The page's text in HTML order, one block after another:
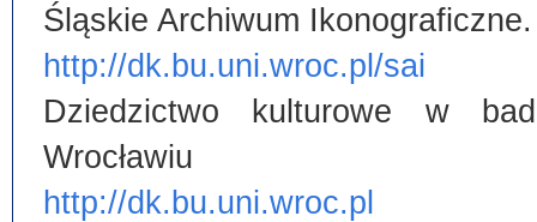
Śląskie Archiwum Ikonograficzne.
http://dk.bu.uni.wroc.pl/sai
Dziedzictwo kulturowe w
Wrocławiu
http://dk.bu.uni.wroc.pl